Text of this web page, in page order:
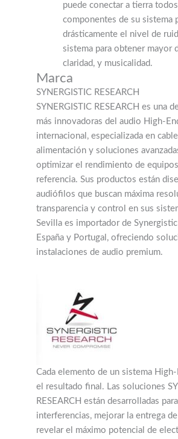
puede conectar a tierra
componentes de su sistema
drásticamente el nivel de
sistema para obtener mayor
claridad, y musicalidad.
Marca
SYNERGISTIC RESEARCH
SYNERGISTIC RESEARCH es una
más innovadoras del audio High-
internacional, especializada en
alimentación y soluciones
optimizar el rendimiento de
referencia. Sus productos están
audiófilos que buscan máxima
transparencia y control en sus
Sevilla es importador de Synergistic
España y Portugal, ofreciendo
instalaciones de audio premium.
Cada elemento de un sistema
el resultado final. Las soluciones
RESEARCH están desarrolladas
interferencias, mejorar la entrega
revelar el máximo potencial de